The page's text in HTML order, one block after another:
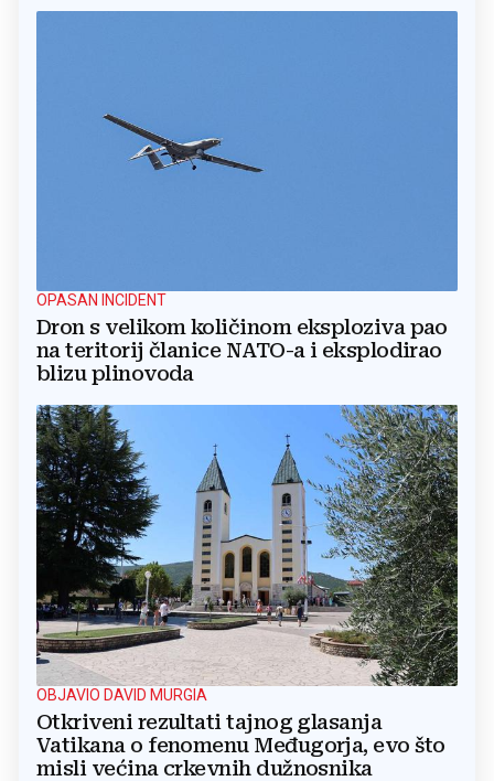
OPASAN INCIDENT
Dron s velikom količinom eksploziva pao
na teritorij članice NATO-a i eksplodirao
blizu plinovoda
OBJAVIO DAVID MURGIA
Otkriveni rezultati tajnog glasanja
Vatikana o fenomenu Međugorja, evo što
misli većina crkevnih dužnosnika